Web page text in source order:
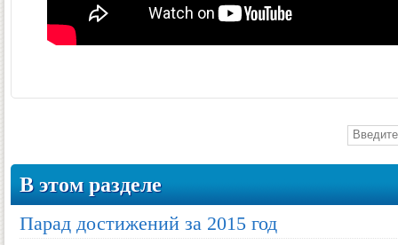
В этом разделе
Парад достижений за 2015 год